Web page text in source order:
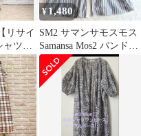
リサイ
ャツワ
¥1,480
SM2 サマンサモスモス
Samansa Mos2 バンドカ
ラー ワンピース シャツ
ワンピース ストライプ
総柄 ロング丈 ワンピー
ス ゆったり コットン
長袖 ポケット 洗える F
フリーサイズ ブルー×